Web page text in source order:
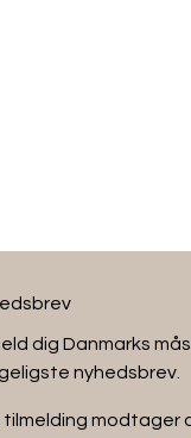
dig Danmarks
nyhedsbrev.
tilmelding modtager